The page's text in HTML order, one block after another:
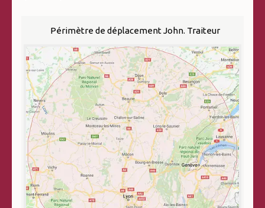
Périmètre de déplacement John. Traiteur